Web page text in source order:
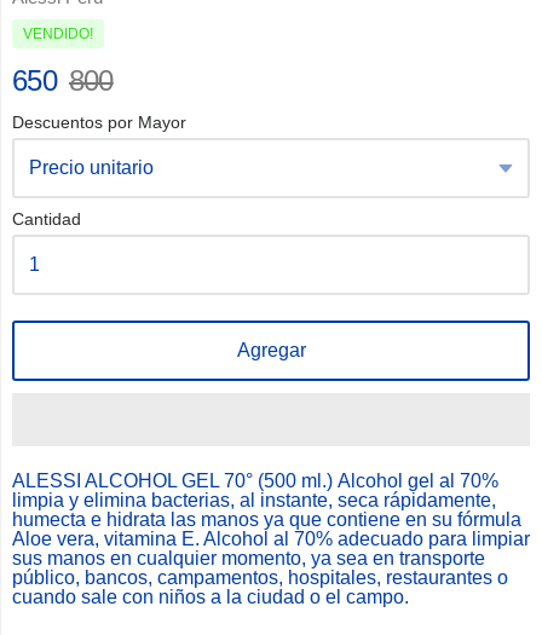
VENDIDO!
650 800
Descuentos por Mayor
Cantidad
Agregar
ALESSI ALCOHOL GEL 70° (500 ml.) Alcohol gel al 70%
limpia y elimina bacterias, al instante, seca rápidamente,
humecta e hidrata las manos ya que contiene en su fórmula
Aloe vera, vitamina E. Alcohol al 70% adecuado para limpiar
sus manos en cualquier momento, ya sea en transporte
público, bancos, campamentos, hospitales, restaurantes o
cuando sale con niños a la ciudad o el campo.